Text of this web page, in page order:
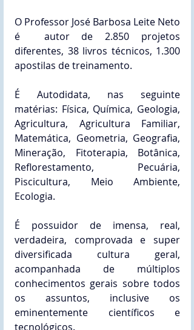
O Professor José Barbosa Leite Neto
é  autor de 2.850 projetos
diferentes, 38 livros técnicos, 1.300
apostilas de treinamento.
É Autodidata, nas seguinte
matérias: Física, Química, Geologia,
Agricultura, Agricultura Familiar,
Matemática, Geometria, Geografia,
Mineração, Fitoterapia, Botânica,
Reflorestamento, Pecuária,
Piscicultura, Meio Ambiente,
Ecologia.
É possuidor de imensa, real,
verdadeira, comprovada e super
diversificada cultura geral,
acompanhada de múltiplos
conhecimentos gerais sobre todos
os assuntos, inclusive os
eminentemente científicos e
tecnológicos.